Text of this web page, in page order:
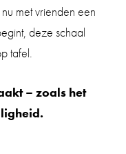
met vrienden een
deze schaal
tafel.
– zoals het